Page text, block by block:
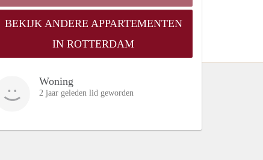
BEKIJK ANDERE APPARTEMENTEN
IN ROTTERDAM
Woning
2 jaar geleden lid geworden